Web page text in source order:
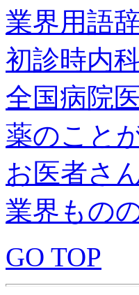
業界用語
初診時内
全国病院
薬のこと
お医者さ
業界もの
GO TOP